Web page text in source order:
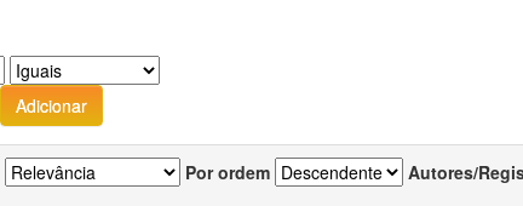
Por ordem Autores/